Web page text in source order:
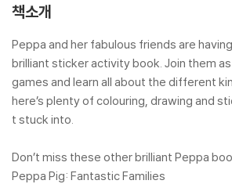
책소개
Peppa and her fabulous friends are
brilliant sticker activity book. Join them
games and learn all about the different
here’s plenty of colouring, drawing and
t stuck into.
Don’t miss these other brilliant Peppa
Peppa Pig: Fantastic Families